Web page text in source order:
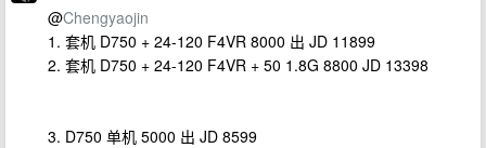
@Chengyaojin
1. 套机 D750 + 24-120 F4VR 8000 出 JD 11899
2. 套机 D750 + 24-120 F4VR + 50 1.8G 8800 JD 13398
3. D750 单机 5000 出 JD 8599